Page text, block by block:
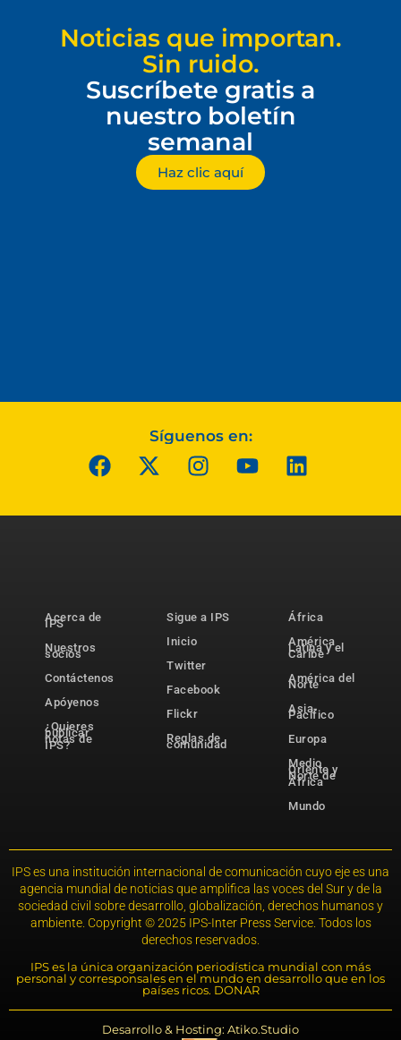
Noticias que importan.
Sin ruido.
Suscríbete gratis a
nuestro boletín
semanal
Haz clic aquí
Síguenos en:
Acerca de
IPS
Nuestros
socios
Contáctenos
Apóyenos
¿Quieres
publicar
notas de
IPS?
Sigue a IPS
Inicio
Twitter
Facebook
Flickr
Reglas de
comunidad
África
América
Latina y el
Caribe
América del
Norte
Asia-
Pacífico
Europa
Medio
Oriente y
Norte de
África
Mundo
IPS es una institución internacional de comunicación cuyo eje es una
agencia mundial de noticias que amplifica las voces del Sur y de la
sociedad civil sobre desarrollo, globalización, derechos humanos y
ambiente. Copyright © 2025 IPS-Inter Press Service. Todos los
derechos reservados.
IPS es la única organización periodística mundial con más
personal y corresponsales en el mundo en desarrollo que en los
países ricos. DONAR
Desarrollo & Hosting: Atiko.Studio